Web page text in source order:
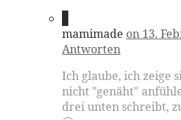
mamimade on 13.
Antworten
Ich glaube, ich zeige
nicht "genäht"
drei unten schreibt,